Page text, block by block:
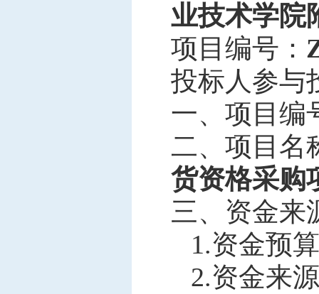
业技术学院
项目编号：
投标人参与
一、项目编
二、项目名
货资格采购
三、资金来
1.资金预算
2.资金来源